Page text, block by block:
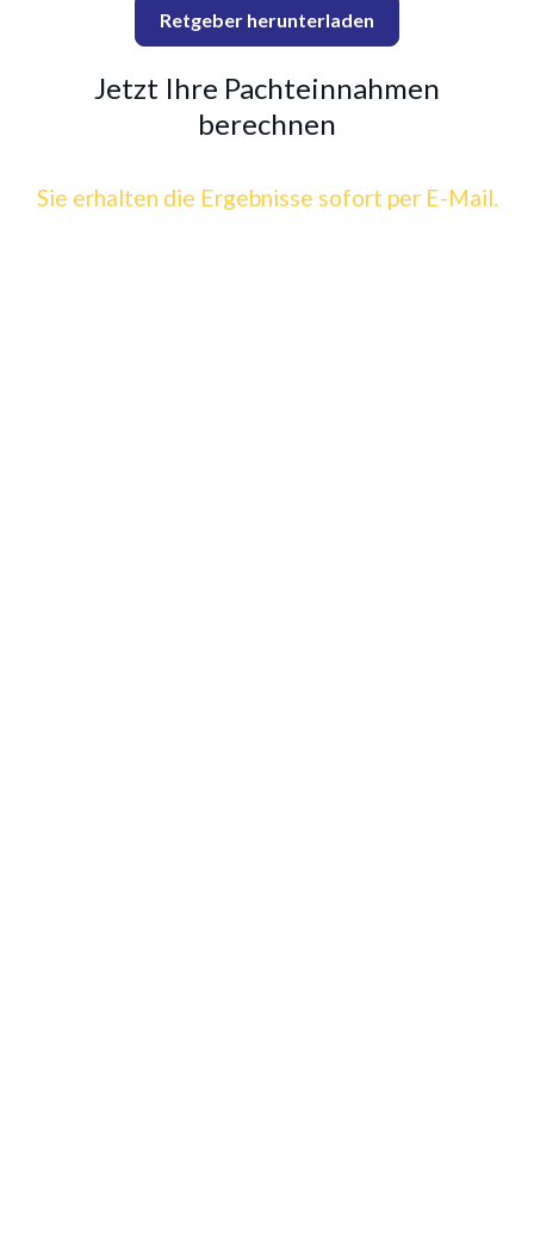
Retgeber herunterladen
Jetzt Ihre Pachteinnahmen
berechnen
Sie erhalten die Ergebnisse sofort per E-Mail.